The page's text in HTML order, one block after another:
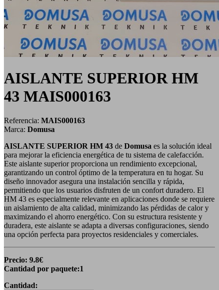
AISLANTE SUPERIOR HM
43 MAIS000163
Referencia: MAIS000163
Marca: Domusa
AISLANTE SUPERIOR HM 43 de Domusa es la solución ideal
para mejorar la eficiencia energética de tu sistema de calefacción.
Este aislante superior proporciona un rendimiento excepcional,
garantizando un control óptimo de la temperatura en tu hogar. Su
diseño innovador asegura una instalación sencilla y rápida,
permitiendo que los usuarios disfruten de un confort duradero. El
HM 43 es especialmente relevante en aplicaciones donde se requiere
un aislamiento de alta calidad, minimizando las pérdidas de calor y
maximizando el ahorro energético. Con su estructura resistente y
duradera, este aislante se adapta a diversas configuraciones, siendo
una opción perfecta para proyectos residenciales y comerciales.
Precio: 9.8€
Cantidad por paquete:1
Cantidad: